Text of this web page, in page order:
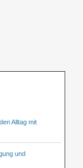
Alltag mit
und